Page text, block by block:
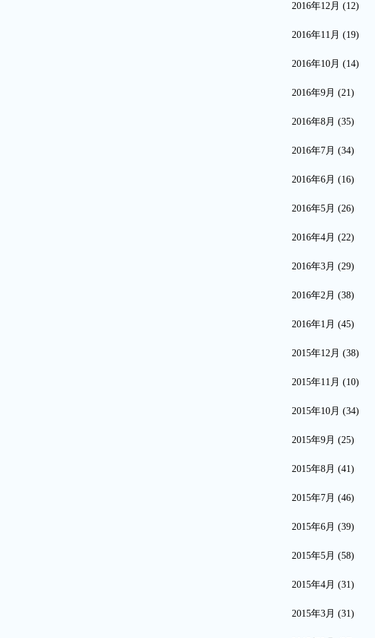
2016年12月 (12)
2016年11月 (19)
2016年10月 (14)
2016年9月 (21)
2016年8月 (35)
2016年7月 (34)
2016年6月 (16)
2016年5月 (26)
2016年4月 (22)
2016年3月 (29)
2016年2月 (38)
2016年1月 (45)
2015年12月 (38)
2015年11月 (10)
2015年10月 (34)
2015年9月 (25)
2015年8月 (41)
2015年7月 (46)
2015年6月 (39)
2015年5月 (58)
2015年4月 (31)
2015年3月 (31)